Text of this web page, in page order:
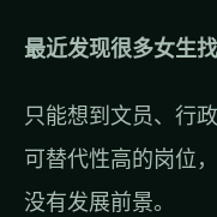
最近发现很多女生
只能想到文员、行
可替代性高的岗位
没有发展前景。